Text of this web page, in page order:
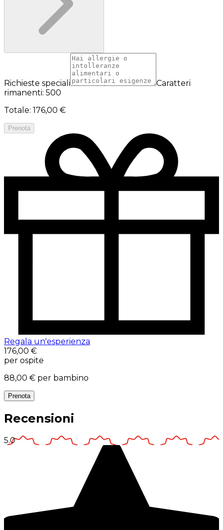
Richieste speciali
Caratteri
rimanenti: 500
Totale: 176,00 €
Prenota
Regala un'esperienza
176,00 €
per ospite
88,00 € per bambino
Prenota
Recensioni
5.0